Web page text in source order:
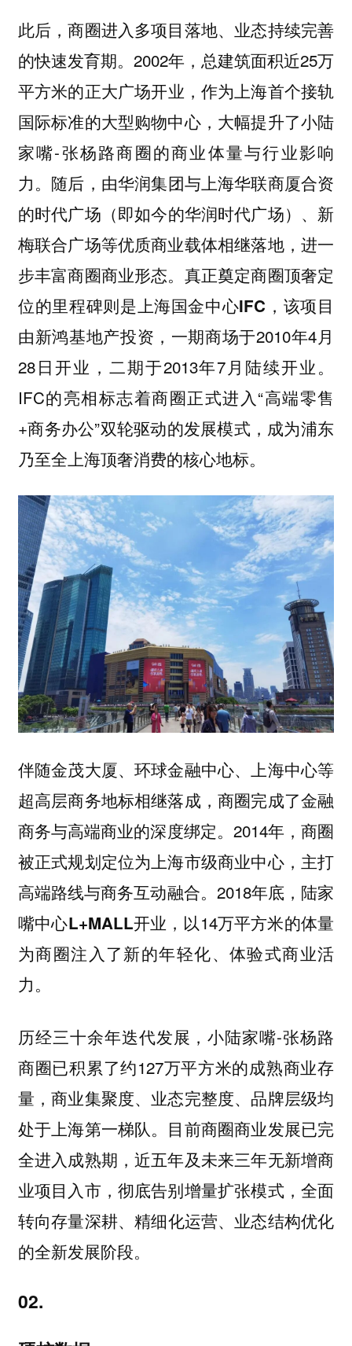
此后，商圈进入多项目落地、业态持续完善
的快速发育期。2002年，总建筑面积近25万
平方米的正大广场开业，作为上海首个接轨
国际标准的大型购物中心，大幅提升了小陆
家嘴-张杨路商圈的商业体量与行业影响
力。随后， 由华润集团与上海华联商厦合资
的时代广场 （即如今的华润时代广场）、 新
梅联合广场等优质商业载体相继落地，进一
步丰富商圈商业形态。 真正奠定商圈顶奢定
位的里程碑则是 上海国金中心IFC ，该项目
由新鸿基地产投资，一期商场于2010年4月
28日开业，二期于2013年7月陆续开业。
IFC的亮相标志着商圈正式进入“高端零售
+商务办公”双轮驱动的发展模式，成为浦东
乃至全上海顶奢消费的核心地标。
伴随金茂大厦、环球金融中心、上海中心等
超高层商务地标相继落成，商圈完成了金融
商务与高端商业的深度绑定。2014年，商圈
被正式规划定位为上海市级商业中心，主打
高端路线与商务互动融合。2018年底， 陆家
嘴中心L+MALL开业，以14万平方米的体量
为商圈注入了新的年轻化、体验式商业活
力。
历经三十余年迭代发展，小陆家嘴-张杨路
商圈已积累了约127万平方米的成熟商业存
量，商业集聚度、业态完整度、品牌层级均
处于上海第一梯队。目前商圈商业发展已完
全进入成熟期，近五年及未来三年无新增商
业项目入市，彻底告别增量扩张模式，全面
转向存量深耕、精细化运营、业态结构优化
的全新发展阶段。
02.